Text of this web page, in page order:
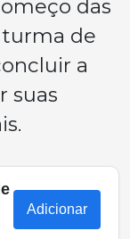
das
turma de
a
suas
Adicionar